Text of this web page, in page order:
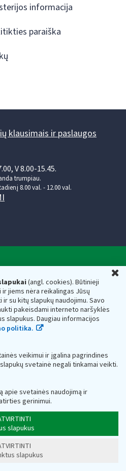
(angl. cookies). Būtinieji
jiems nėra reikalingas Jūsų
su kitų slapukų naudojimu. Savo
pakeisdami interneto naršyklės
slapukus. Daugiau informacijos
politika.
veikimui ir įgalina pagrindines
svetainė negali tinkamai veikti.
apie svetainės naudojimą ir
gerinimui.
slapukus
slapukus
informacija
paraiška
klausimais ir paslaugos
V 8.00-15.45.
trumpiau.
8.00 val. - 12.00 val.
kodas — 188659752,
01107 Vilnius, Lietuva, el.paštas:
adresas 188659752
inspekciją prie Lietuvos
kaupiami ir saugomi Juridinių